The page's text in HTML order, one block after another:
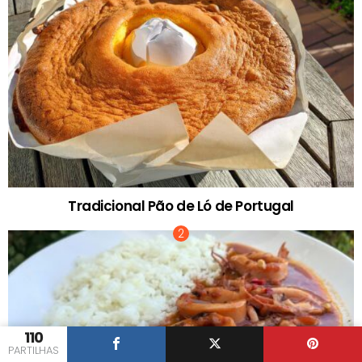
110
PARTILHAS
Tradicional Pão de Ló de Portugal